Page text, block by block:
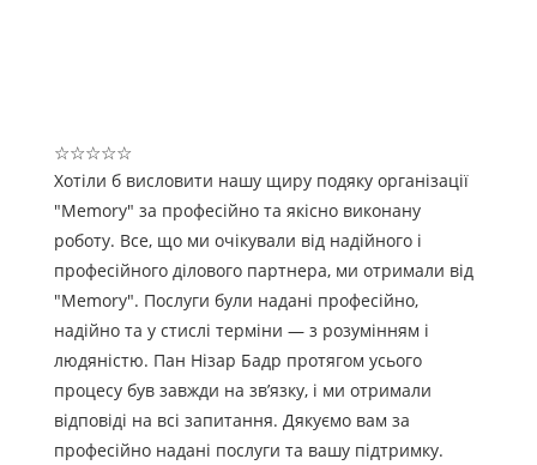
☆☆☆☆☆
Хотіли б висловити нашу щиру подяку організації
"Memory" за професійно та якісно виконану
роботу. Все, що ми очікували від надійного і
професійного ділового партнера, ми отримали від
"Memory". Послуги були надані професійно,
надійно та у стислі терміни — з розумінням і
людяністю. Пан Нізар Бадр протягом усього
процесу був завжди на зв’язку, і ми отримали
відповіді на всі запитання. Дякуємо вам за
професійно надані послуги та вашу підтримку.